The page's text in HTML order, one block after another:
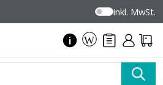
inkl. MwSt.